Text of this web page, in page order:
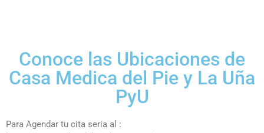
Conoce las Ubicaciones de
Casa Medica del Pie y La Uña
PyU
Para Agendar tu cita seria al :